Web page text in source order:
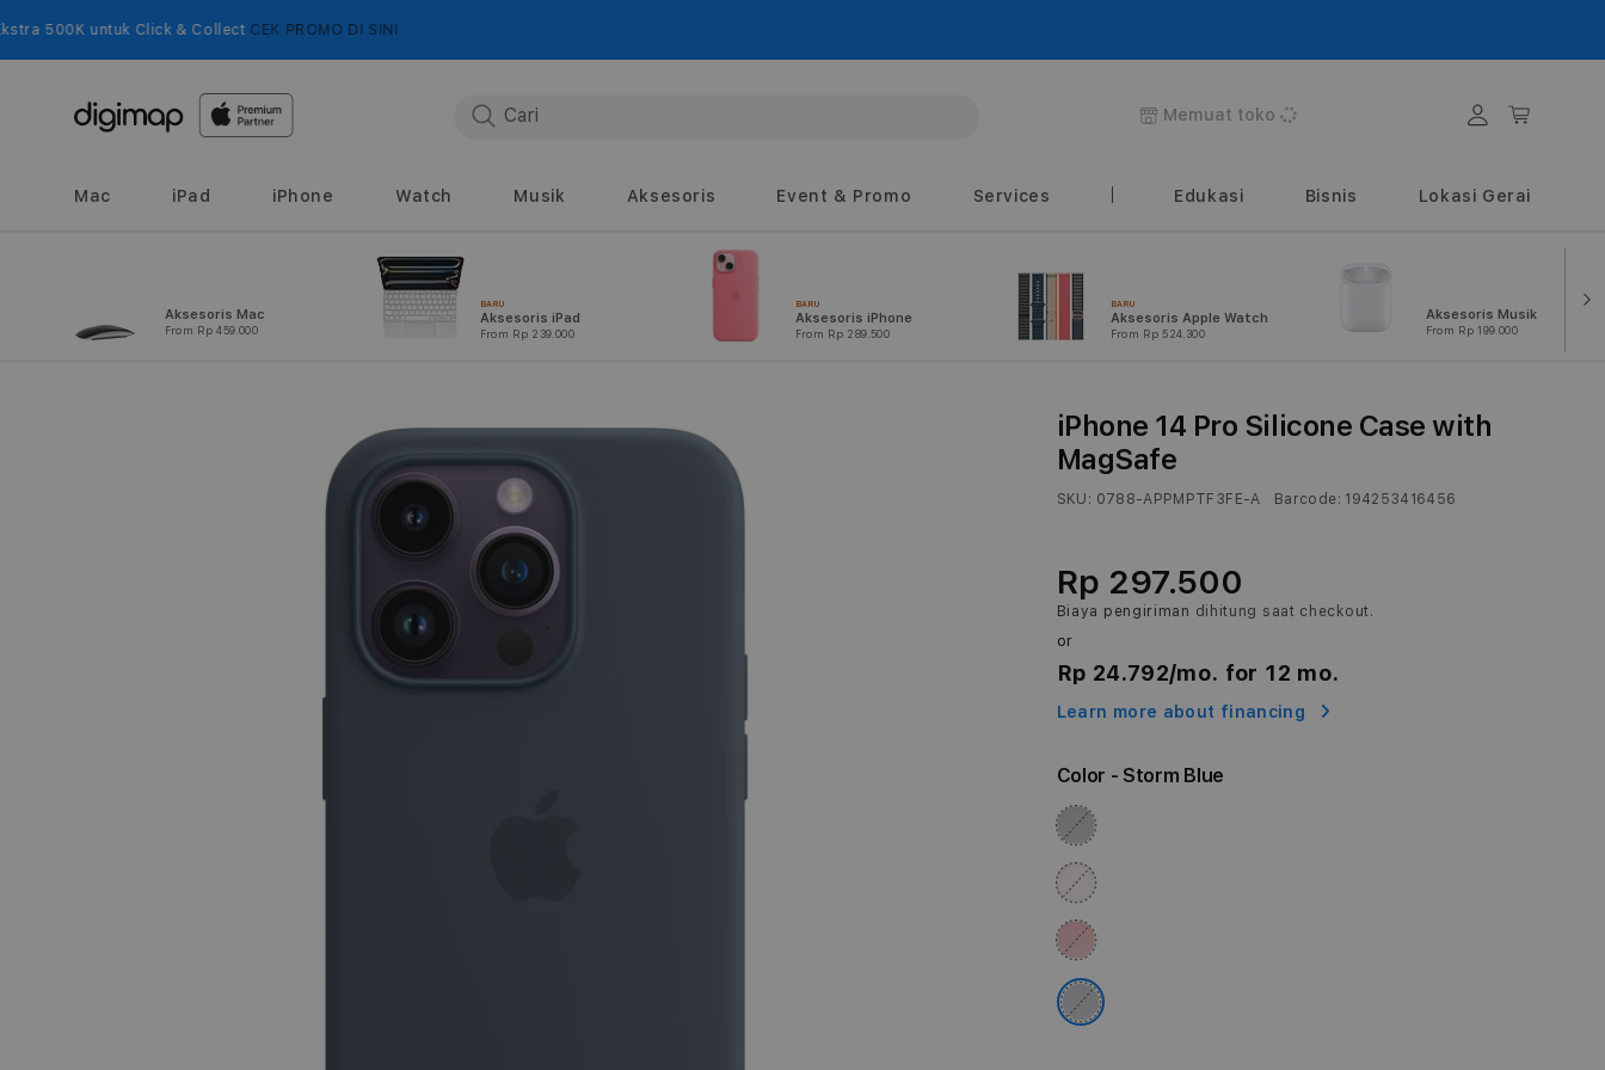
ke
Click & CollectCEK PROMO DI SINI
Memuat toko LoginKeranjang
Mac iPad iPhone Watch Musik Aksesoris Event & Promo Services Edukasi Bisnis Lokasi Gerai
Aksesoris Mac
From Rp 459.000
BARU
Aksesoris iPad
From Rp 239.000
BARU
Aksesoris iPhone
From Rp 289.500
BARU
Aksesoris Apple Watch
From Rp 524.300
Aksesoris Musik
From Rp 199.000
iPhone 14 Pro Silicone Case with
MagSafe
SKU: 0788-APPMPTF3FE-A Barcode: 194253416456
Rp 297.500
Biaya pengiriman dihitung saat checkout.
or
Rp 24.792/mo. for 12 mo.
Learn more about financing
Color - Storm Blue